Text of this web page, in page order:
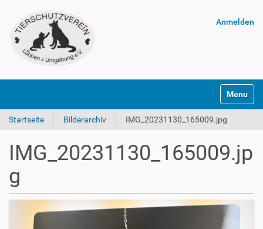
Anmelden
Startseite Bilderarchiv IMG_20231130_165009.jpg
IMG_20231130_165009.jp
g